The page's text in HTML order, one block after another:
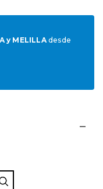
y MELILLAdesde